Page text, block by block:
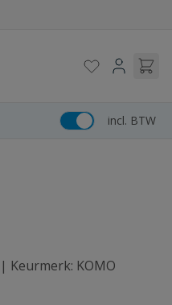
incl. BTW
Keurmerk: KOMO